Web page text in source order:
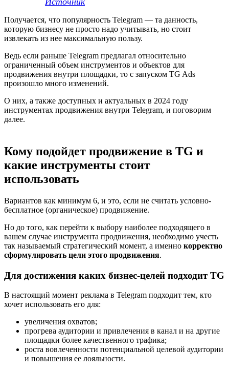
Получается, что популярность Telegram — та данность,
которую бизнесу не просто надо учитывать, но стоит
извлекать из нее максимальную пользу.
Ведь если раньше Telegram предлагал относительно
ограниченный объем инструментов и объектов для
продвижения внутри площадки, то с запуском TG Ads
произошло много изменений.
О них, а также доступных и актуальных в 2024 году
инструментах продвижения внутри Telegram, и поговорим
далее.
Кому подойдет продвижение в TG и
какие инструменты стоит
использовать
Вариантов как минимум 6, и это, если не считать условно-
бесплатное (органическое) продвижение.
Но до того, как перейти к выбору наиболее подходящего в
вашем случае инструмента продвижения, необходимо учесть
так называемый стратегический момент, а именно корректно
сформулировать цели этого продвижения.
Для достижения каких бизнес-целей подходит TG
В настоящий момент реклама в Telegram подходит тем, кто
хочет использовать его для:
увеличения охватов;
прогрева аудитории и привлечения в канал и на другие
площадки более качественного трафика;
роста вовлеченности потенциальной целевой аудитории
и повышения ее лояльности.